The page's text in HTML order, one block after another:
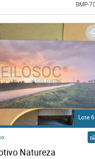
BMP-
Lote
Natureza